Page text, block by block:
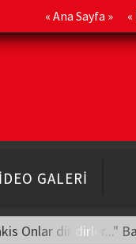
« Ana Sayfa » «
GALERİ
Onlar diridirler..."